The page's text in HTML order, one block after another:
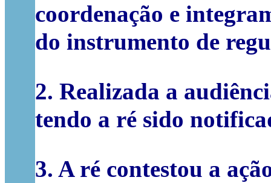
coordenação e
do instrumento de
2. Realizada a
tendo a ré sido
3. A ré contestou a